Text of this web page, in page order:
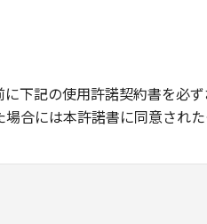
下記の使用許諾契約書を必ず
合には本許諾書に同意された